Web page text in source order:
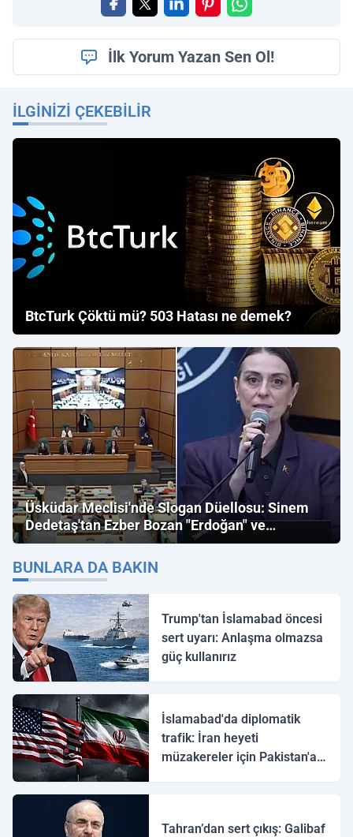
İlk Yorum Yazan Sen Ol!
İLGINIZI ÇEKEBILIR
BtcTurk Çöktü mü? 503 Hatası ne demek?
Üsküdar Meclisi'nde Slogan Düellosu: Sinem
Dedetaş'tan Ezber Bozan "Erdoğan" ve
"İmamoğlu" Çıkışı!
BUNLARA DA BAKIN
Trump'tan İslamabad öncesi
sert uyarı: Anlaşma olmazsa
güç kullanırız
İslamabad'da diplomatik
trafik: İran heyeti
müzakereler için Pakistan'a
Tahran’dan sert çıkış: Galibaf